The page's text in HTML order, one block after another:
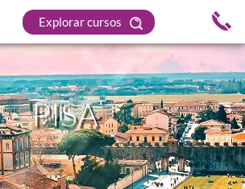
Explorar cursos
PISA